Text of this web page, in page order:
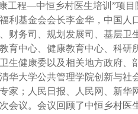
工程—中恒乡村医生培训”项
利基金会会长李金华，中国
财务司、规划发展司、基层
育中心、健康教育中心、科研
生健康委以及相关地方政府
华大学公共管理学院创新与
家；人民日报、人民网、新
会议。会议回顾了中恒乡村